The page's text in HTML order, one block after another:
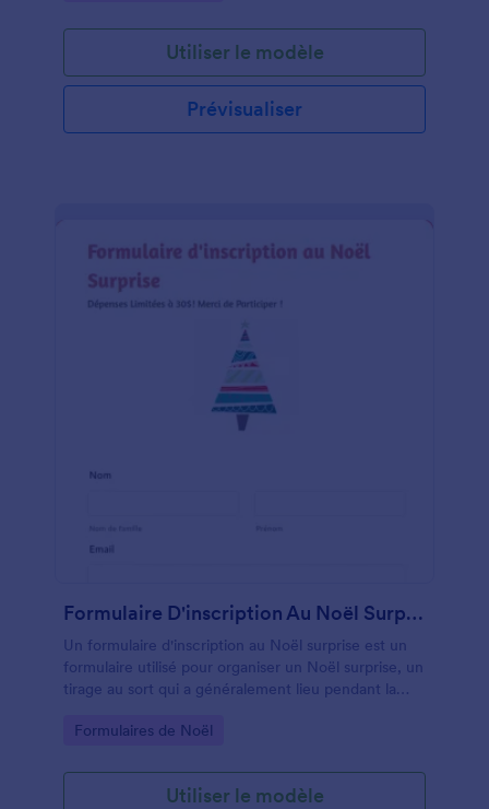
Utiliser le modèle
Prévisualiser
Formulaire D'inscription Au Noël Surprise
Un formulaire d'inscription au Noël surprise est un
formulaire utilisé pour organiser un Noël surprise, un
tirage au sort qui a généralement lieu pendant la
désignés au hasard pour acheter et offrir un cadeau
de cette personne. Personnalisez facilement votre
formulaire d'inscription au Noël surprise grâce à
Go to Category:
Formulaires de Noël
Utiliser le modèle